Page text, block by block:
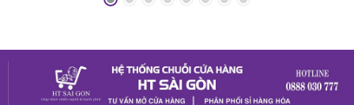
nghiệp của HT Sài
công ty tin chọn mỗi
dịp cuối năm. Đến
người thân, bạn bè,
đối tác? HT Sài Gòn